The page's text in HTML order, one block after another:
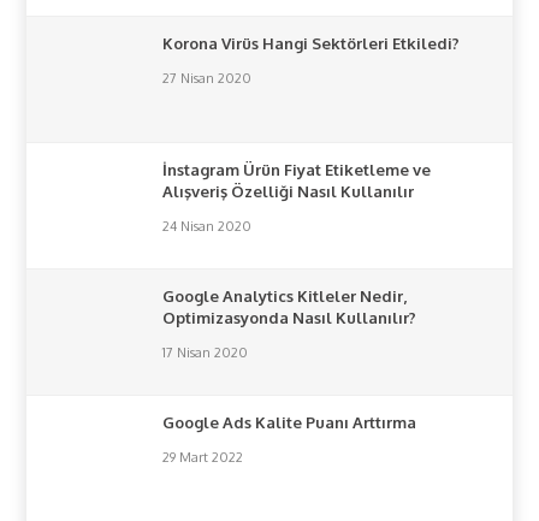
Korona Virüs Hangi Sektörleri Etkiledi?
27 Nisan 2020
İnstagram Ürün Fiyat Etiketleme ve
Alışveriş Özelliği Nasıl Kullanılır
24 Nisan 2020
Google Analytics Kitleler Nedir,
Optimizasyonda Nasıl Kullanılır?
17 Nisan 2020
Google Ads Kalite Puanı Arttırma
29 Mart 2022